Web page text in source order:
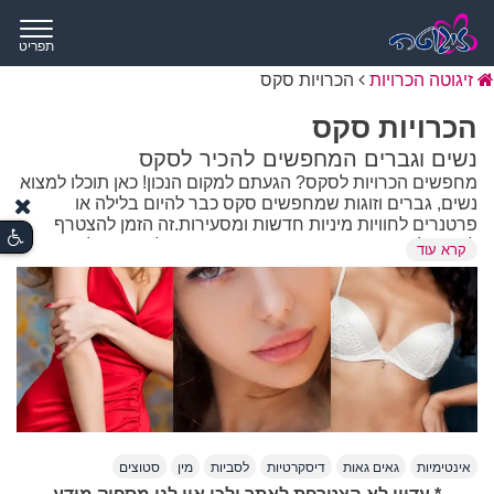
תפריט
זיגוטה הכרויות הכרויות סקס
הכרויות סקס
נשים וגברים המחפשים להכיר לסקס
מחפשים הכרויות לסקס? הגעתם למקום הנכון! כאן תוכלו למצוא
נשים, גברים וזוגות שמחפשים סקס כבר להיום בלילה או
פרטנרים לחוויות מיניות חדשות ומסעירות.זה הזמן להצטרף
לאתר, להגדיר את מי אתם מחפשים ופשוט להכיר - בלי
התחייבות ובלי שיפוטיות. מעולם לא היה כל כך קל להגשים
פנטזיות. הרשמה חינם.
תשכחו מהניסיונות המביכים לפענח למה הצד השני התכוון
ב"נזרום ונראה", ומכל הסמול טוק המתיש על מזג האוויר בדרך
למטרה האמיתית. בואו נודה על האמת: יש רגעים שבהם הדבר
האחרון שמתחשק לכם זה דייט של שלוש שעות שכולל חקירה על
לתמונה הכרויות לסקס. מדובר בקיצור הדרך הכי הגיוני בעידן
המודרני, בלי משחקי כוחות מיותרים ובלי הצורך להנהן בנימוס
קרא עוד
אינטימיות גאים גאות דיסקרטיות לסביות מין סטוצים